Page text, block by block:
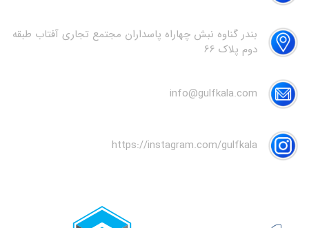
بندر گناوه نبش چهاراه پاسداران مجتمع تجاری آفتاب طبقه
دوم پلاک 66
info@gulfkala.com
https://instagram.com/gulfkala